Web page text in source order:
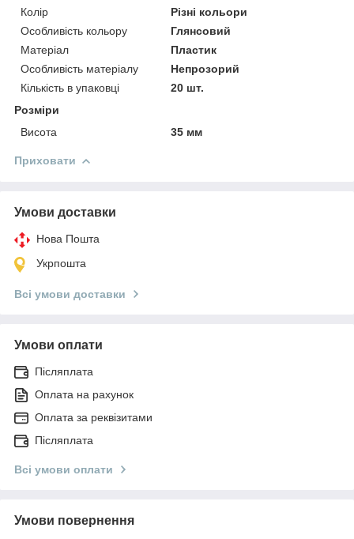
Колір
Різні кольори
Особливість кольору
Глянсовий
Матеріал
Пластик
Особливість матеріалу
Непрозорий
Кількість в упаковці
20 шт.
Розміри
Висота
35 мм
Приховати
Умови доставки
Нова Пошта
Укрпошта
Всі умови доставки
Умови оплати
Післяплата
Оплата на рахунок
Оплата за реквізитами
Післяплата
Всі умови оплати
Умови повернення